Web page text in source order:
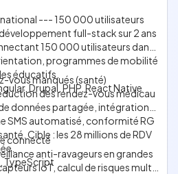
--- 150 000 utilisateurs
full-stack sur 2 ans
150 000 utilisateurs dans
programmes de mobilité
éducatifs.
Drupal, PHP, React Native
vous manqués (santé)
des rendez-vous médicau
données partagée, intégrations
SMS automatisé, conformité RG
Cible : les 28 millions de RDV
TypeScript
connecté
anti-ravageurs en grandes
IoT, calcul de risques multi